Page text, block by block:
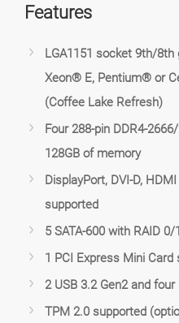
Features
LGA1151 socket 9th/
Xeon® E, Pentium® or
(Coffee Lake Refresh)
Four 288-pin DDR4-
128GB of memory
DisplayPort, DVI-D,
supported
5 SATA-600 with RAID
1 PCI Express Mini Card
2 USB 3.2 Gen2 and four
TPM 2.0 supported